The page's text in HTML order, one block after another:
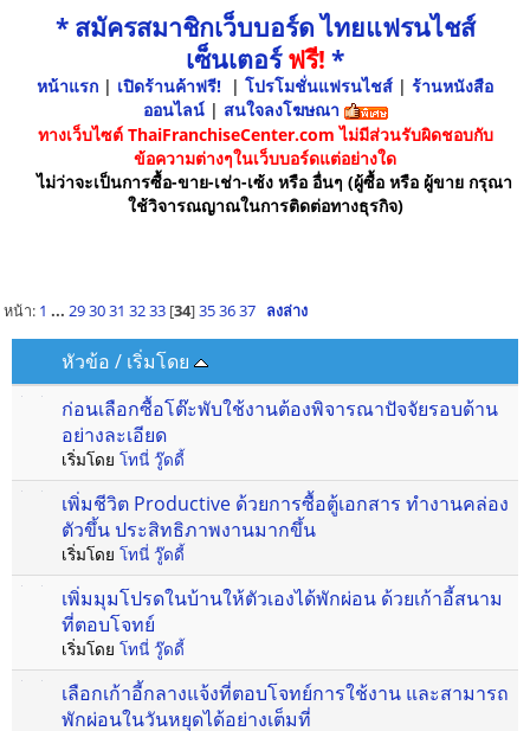
* สมัครสมาชิกเว็บบอร์ด ไทยแฟรนไชส์
เซ็นเตอร์ฟรี! *
หน้าแรก | เปิดร้านค้าฟรี! | โปรโมชั่นแฟรนไชส์ | ร้านหนังสือ
ออนไลน์ | สนใจลงโฆษณา
ทางเว็บไซต์ ThaiFranchiseCenter.com ไม่มีส่วนรับผิดชอบกับ
ข้อความต่างๆในเว็บบอร์ดแต่อย่างใด
ไม่ว่าจะเป็นการซื้อ-ขาย-เช่า-เซ้ง หรือ อื่นๆ (ผู้ซื้อ หรือ ผู้ขาย กรุณา
ใช้วิจารณญาณในการติดต่อทางธุรกิจ)
หน้า: 1 ... 29 30 31 32 33[34]35 36 37 ลงล่าง
หัวข้อ / เริ่มโดย
ก่อนเลือกซื้อโต๊ะพับใช้งานต้องพิจารณาปัจจัยรอบด้าน
อย่างละเอียด
เริ่มโดย โทนี่ วู๊ดดี้
เพิ่มชีวิต Productive ด้วยการซื้อตู้เอกสาร ทำงานคล่อง
ตัวขึ้น ประสิทธิภาพงานมากขึ้น
เริ่มโดย โทนี่ วู๊ดดี้
เพิ่มมุมโปรดในบ้านให้ตัวเองได้พักผ่อน ด้วยเก้าอี้สนาม
ที่ตอบโจทย์
เริ่มโดย โทนี่ วู๊ดดี้
เลือกเก้าอี้กลางแจ้งที่ตอบโจทย์การใช้งาน และสามารถ
พักผ่อนในวันหยุดได้อย่างเต็มที่